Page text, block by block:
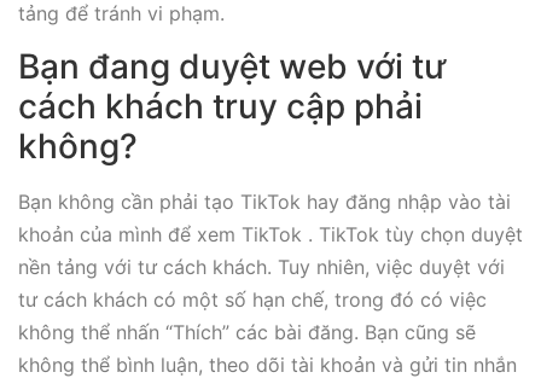
tảng để tránh vi phạm.
Bạn đang duyệt web với tư
cách khách truy cập phải
không?
Bạn không cần phải tạo TikTok hay đăng nhập vào tài
khoản của mình để xem TikTok . TikTok tùy chọn duyệt
nền tảng với tư cách khách. Tuy nhiên, việc duyệt với
tư cách khách có một số hạn chế, trong đó có việc
không thể nhấn “Thích” các bài đăng. Bạn cũng sẽ
không thể bình luận, theo dõi tài khoản và gửi tin nhắn